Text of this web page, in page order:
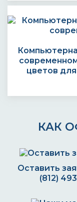
цветов
КАК
Оставить
(812)